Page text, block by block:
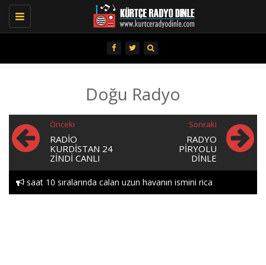
Toggle
navigation
Doğu Radyo
Önceki
RADIO
KURDISTAN 24
ZINDI CANLI
Sonraki
RADYO
PIRYOLU
DINLE
saat 10 sıralarında calan uzun havanın ismini rica